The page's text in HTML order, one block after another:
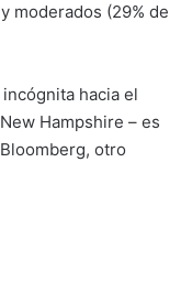
moderados (29% de
hacia el
Hampshire – es
otro